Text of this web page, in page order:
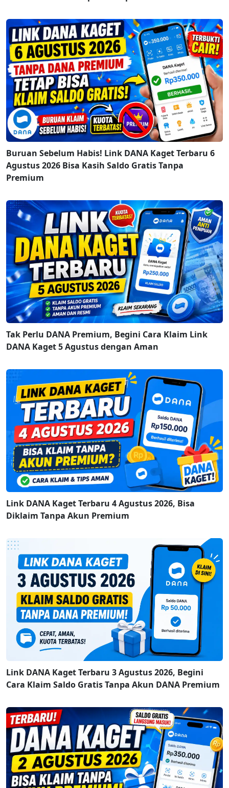
Buruan Sebelum Habis! Link DANA Kaget Terbaru 6
Agustus 2026 Bisa Kasih Saldo Gratis Tanpa
Premium
Tak Perlu DANA Premium, Begini Cara Klaim Link
DANA Kaget 5 Agustus dengan Aman
Link DANA Kaget Terbaru 4 Agustus 2026, Bisa
Diklaim Tanpa Akun Premium
Link DANA Kaget Terbaru 3 Agustus 2026, Begini
Cara Klaim Saldo Gratis Tanpa Akun DANA Premium